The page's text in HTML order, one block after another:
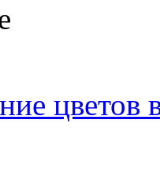
цветов